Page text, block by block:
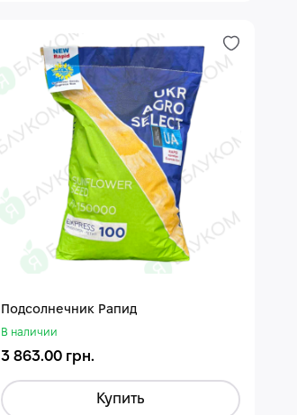
Подсолнечник Рапид
В наличии
3 863.00 грн.
Купить